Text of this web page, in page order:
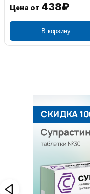
Цена от 438₽
В корзину